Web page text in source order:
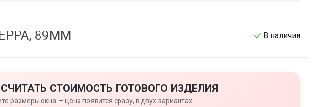
89ММ В наличии
СТОИМОСТЬ ГОТОВОГО ИЗДЕЛИЯ
размеры окна — цена появится сразу, в двух вариантах